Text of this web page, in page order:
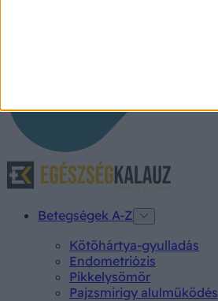
Betegségek A-Z
Kötőhártya-gyulladás
Endometriózis
Pikkelysömör
Pajzsmirigy alulműködés